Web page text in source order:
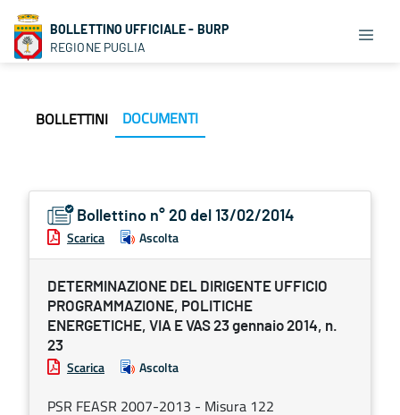
BOLLETTINO UFFICIALE - BURP
REGIONE PUGLIA
BOLLETTINI DOCUMENTI
Bollettino n° 20 del 13/02/2014
Scarica Ascolta
DETERMINAZIONE DEL DIRIGENTE UFFICIO
PROGRAMMAZIONE, POLITICHE
ENERGETICHE, VIA E VAS 23 gennaio 2014, n.
23
Scarica Ascolta
PSR FEASR 2007-2013 - Misura 122